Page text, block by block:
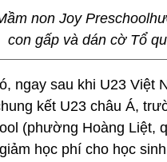
non Joy
con gấp và dán cờ Tổ
ngay sau khi U23 Việt
kết U23 châu Á,
(phường Hoàng Liệt,
học phí cho học